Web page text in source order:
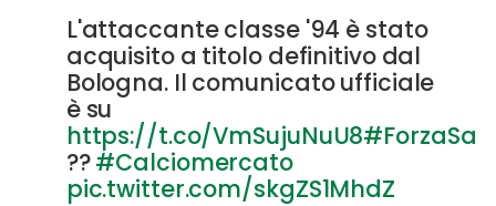
L'attaccante classe '94 è stato
acquisito a titolo definitivo dal
Bologna. Il comunicato ufficiale
è su
https://t.co/VmSujuNuU8
??#Calciomercato
pic.twitter.com/skgZS1MhdZ